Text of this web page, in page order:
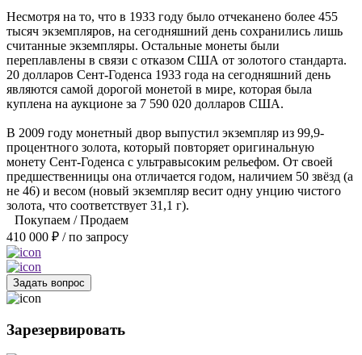
Несмотря на то, что в 1933 году было отчеканено более 455
тысяч экземпляров, на сегодняшний день сохранились лишь
считанные экземпляры. Остальные монеты были
переплавлены в связи с отказом США от золотого стандарта.
20 долларов Сент-Годенса 1933 года на сегодняшний день
являются самой дорогой монетой в мире, которая была
куплена на аукционе за 7 590 020 долларов США.
В 2009 году монетный двор выпустил экземпляр из 99,9-
процентного золота, который повторяет оригинальную
монету Сент-Годенса с ультравысоким рельефом. От своей
предшественницы она отличается годом, наличием 50 звёзд (а
не 46) и весом (новый экземпляр весит одну унцию чистого
золота, что соответствует 31,1 г).
Покупаем / Продаем
410 000 ₽ / по запросу
Задать вопрос
Зарезервировать